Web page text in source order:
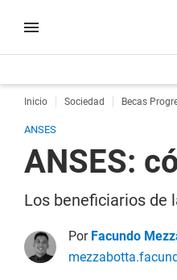
Inicio Sociedad Becas
ANSES
ANSES:
Los beneficiarios de
Por Facundo